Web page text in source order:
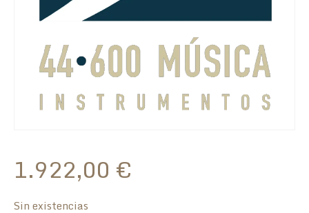
1.922,00 €
Sin existencias